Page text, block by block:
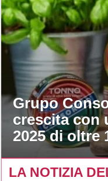
Grupo
crescita con
2025 di oltre
LA NOTIZIA